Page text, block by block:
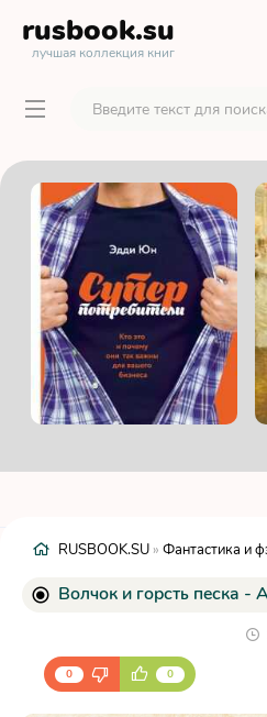
rusbook.su
лучшая коллекция книг
RUSBOOK.SU » Фантастика и
Волчок и горсть песка -
0 0